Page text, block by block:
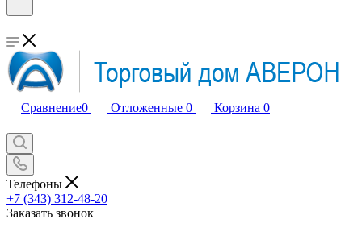
Сравнение0 Отложенные 0 Корзина 0
Телефоны
+7 (343) 312-48-20
Заказать звонок